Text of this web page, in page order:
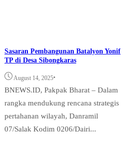
Sasaran Pembangunan Batalyon Yonif
TP di Desa Sibongkaras
August 14, 2025•
BNEWS.ID, Pakpak Bharat – Dalam
rangka mendukung rencana strategis
pertahanan wilayah, Danramil
07/Salak Kodim 0206/Dairi...